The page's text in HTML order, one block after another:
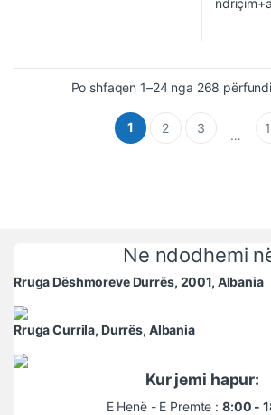
Po shfaqen 1–24 nga 268
1 2 3 …
Ne ndodhemi
Rruga Dëshmoreve Durrës, 2001, Albania
Rruga Currila, Durrës, Albania
Kur jemi hapur:
E Henë - E Premte : 8:00 -